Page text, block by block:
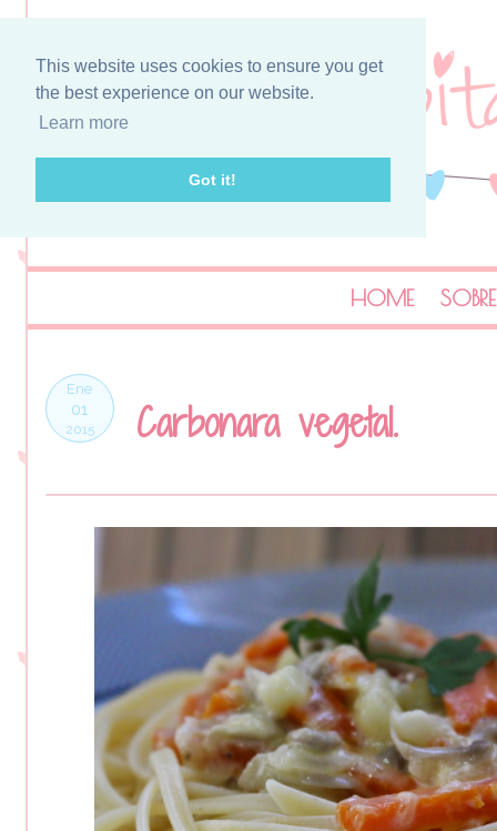
This website uses cookies to ensure you get
the best experience on our website.
Learn more
Got it!
HOME
Ene
01
2015 Carbonara vegetal.